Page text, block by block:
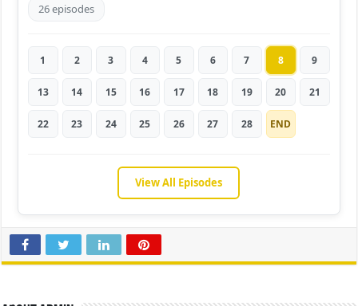
26 episodes
1 2 3 4 5 6 7 8 9
13 14 15 16 17 18 19 20 21
22 23 24 25 26 27 28 END
View All Episodes